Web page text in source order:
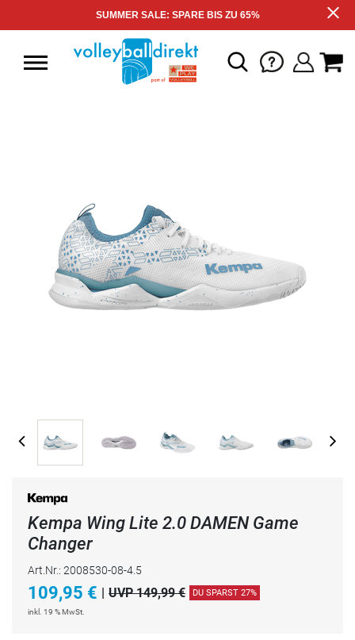
SUMMER SALE: SPARE BIS ZU 65%
Kempa Wing Lite 2.0 DAMEN Game
Changer
Art.Nr.: 2008530-08-4.5
109,95 € | UVP 149,99 € DU SPARST 27%
inkl. 19 % MwSt.